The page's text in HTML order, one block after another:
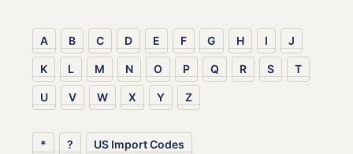
A B C D E F G H I J
K L M N O P Q R S T
U V W X Y Z
* ? US Import Codes